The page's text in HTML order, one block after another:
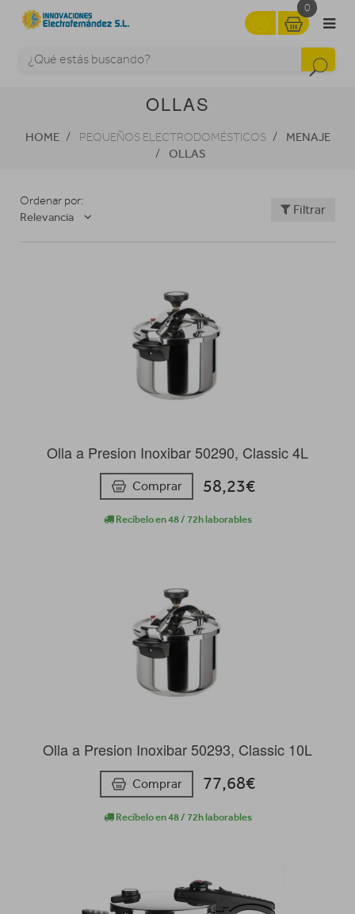
0
OLLAS
HOME PEQUEÑOS ELECTRODOMÉSTICOS
MENAJE
OLLAS
Ordenar por:
Relevancia
Filtrar
Olla a Presion Inoxibar 50290, Classic 4L
Comprar 58,23€
Recíbelo en 48 / 72h laborables
Olla a Presion Inoxibar 50293, Classic 10L
Comprar 77,68€
Recíbelo en 48 / 72h laborables